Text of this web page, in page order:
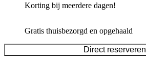
Korting bij meerdere dagen!
Gratis thuisbezorgd en opgehaald
Direct reserveren